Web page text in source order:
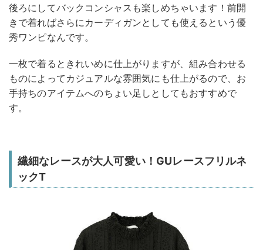
後ろにしてバックコンシャスも楽しめちゃいます！前開
きで着ればさらにカーディガンとしても使えるという優
秀ワンピなんです。
一枚で着るときれいめに仕上がりますが、組み合わせる
ものによってカジュアルな雰囲気にも仕上がるので、お
手持ちのアイテムへのちょい足しとしてもおすすめで
す。
繊細なレースが大人可愛い！GUレースフリルネ
ックT